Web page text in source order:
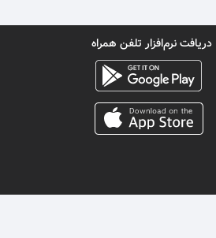
دریافت نرم‌افزار تلفن همراه